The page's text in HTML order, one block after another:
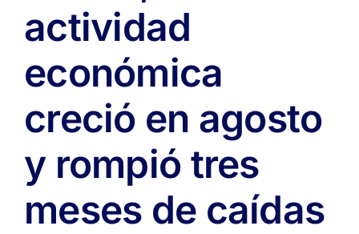
actividad
económica
creció en agosto
y rompió tres
meses de caídas